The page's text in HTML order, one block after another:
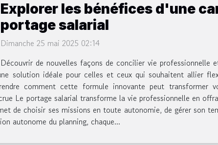
Explorer les bénéfices d'une
portage salarial
Dimanche 25 mai 2025 02:14
Découvrir de nouvelles façons de concilier vie professionnelle
solution idéale pour celles et ceux qui souhaitent allier
comment cette formule innovante peut transformer
Le portage salarial transforme la vie professionnelle en
de choisir ses missions en toute autonomie, de gérer son
autonome du planning, chaque...